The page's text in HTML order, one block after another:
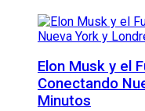
Elon Musk y el
Conectando
Minutos